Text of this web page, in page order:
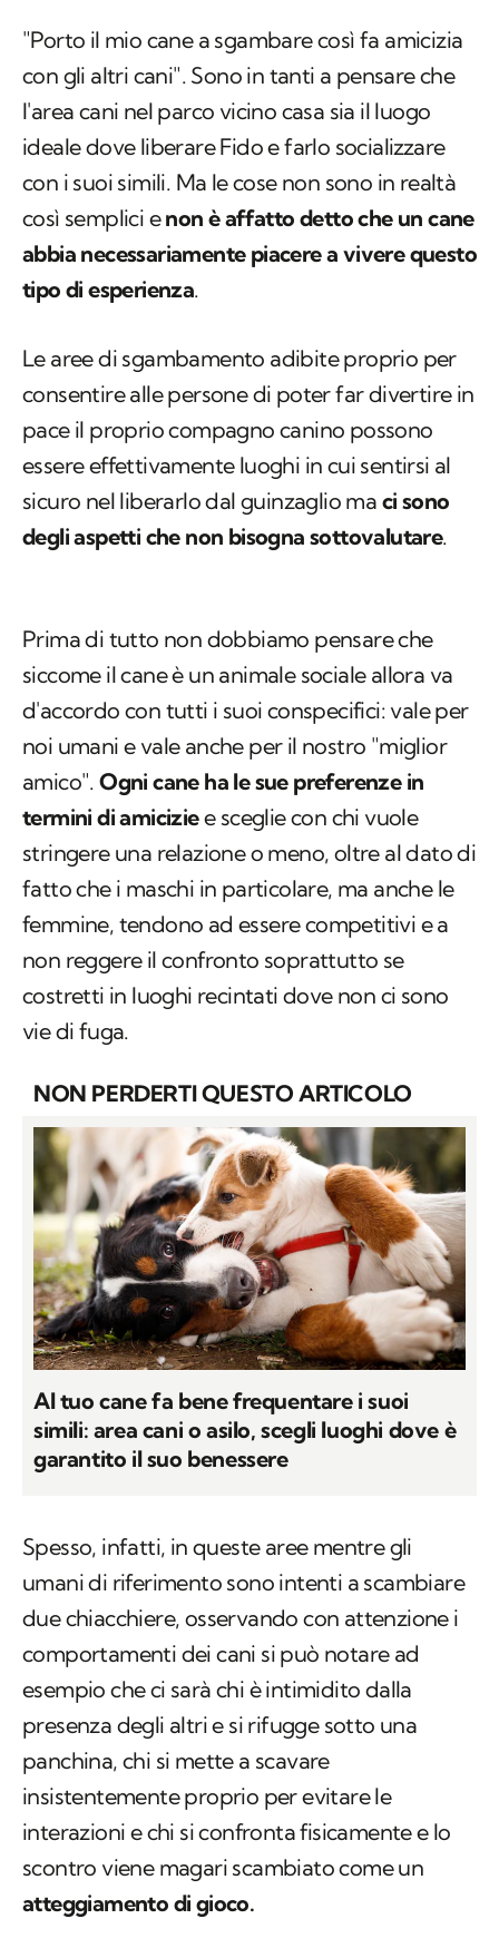
"Porto il mio cane a sgambare così fa amicizia
con gli altri cani". Sono in tanti a pensare che
l'area cani nel parco vicino casa sia il luogo
ideale dove liberare Fido e farlo socializzare
con i suoi simili. Ma le cose non sono in realtà
così semplici enon è affatto detto che un cane
abbia necessariamente piacere a vivere questo
tipo di esperienza.
Le aree di sgambamento adibite proprio per
consentire alle persone di poter far divertire in
pace il proprio compagno canino possono
essere effettivamente luoghi in cui sentirsi al
sicuro nel liberarlo dal guinzaglio ma ci sono
degli aspetti che non bisogna sottovalutare.
Prima di tutto non dobbiamo pensare che
siccome il cane è un animale sociale allora va
d'accordo con tutti i suoi conspecifici: vale per
noi umani e vale anche per il nostro "miglior
amico".Ogni cane ha le sue preferenze in
termini di amiciziee sceglie con chi vuole
stringere una relazione o meno, oltre al dato di
fatto che i maschi in particolare, ma anche le
femmine, tendono ad essere competitivi e a
non reggere il confronto soprattutto se
costretti in luoghi recintati dove non ci sono
vie di fuga.
NON PERDERTI QUESTO ARTICOLO
Al tuo cane fa bene frequentare i suoi
simili: area cani o asilo, scegli luoghi dove è
garantito il suo benessere
Spesso, infatti, in queste aree mentre gli
umani di riferimento sono intenti a scambiare
due chiacchiere, osservando con attenzione i
comportamenti dei cani si può notare ad
esempio che ci sarà chi è intimidito dalla
presenza degli altri e si rifugge sotto una
panchina, chi si mette a scavare
insistentemente proprio per evitare le
interazioni e chi si confronta fisicamente e lo
scontro viene magari scambiato come un
atteggiamento di gioco.